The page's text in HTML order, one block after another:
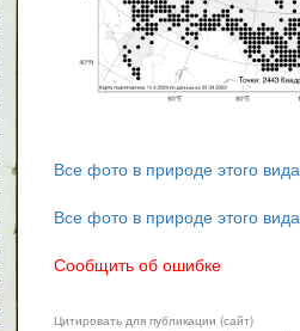
Все фото в природе этого вида
Все фото в природе этого вида
Сообщить об ошибке
Цитировать для публикации (сайт)